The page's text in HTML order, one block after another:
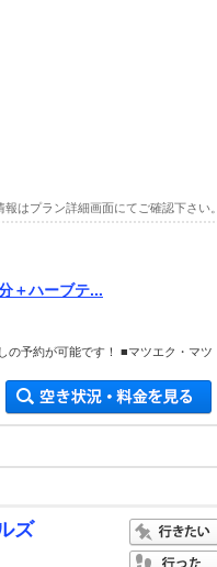
はプラン詳細画面にてご確認下さい。
＋ハーブテ...
の予約が可能です！ ■マツエク・マツ
ズ